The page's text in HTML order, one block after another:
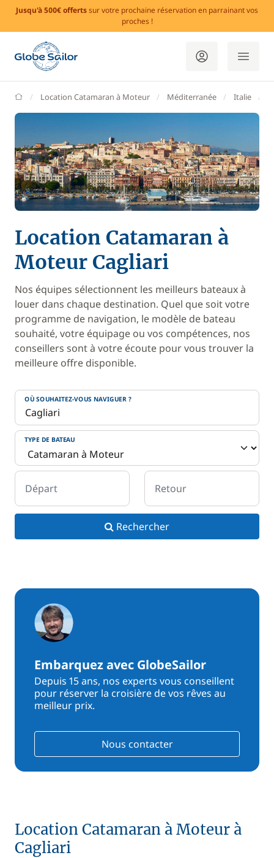
Jusqu'à 500€ offertssur votre prochaine réservation en parrainant vos
proches !
GlobeSailor
Location Catamaran à Moteur Méditerranée Italie
Location Catamaran à
Moteur Cagliari
Nos équipes sélectionnent les meilleurs bateaux à
louer dans chaque destination. Quel que soit votre
programme de navigation, le modèle de bateau
souhaité, votre équipage ou vos compétences, nos
conseillers sont à votre écoute pour vous trouver la
meilleure offre disponible.
OÙ SOUHAITEZ-VOUS NAVIGUER ?
TYPE DE BATEAU
Départ Retour
Rechercher
Embarquez avec GlobeSailor
Depuis 15 ans, nos experts vous conseillent
pour réserver la croisière de vos rêves au
meilleur prix.
Nous contacter
Location Catamaran à Moteur à
Cagliari